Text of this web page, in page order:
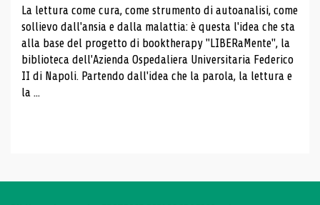
La lettura come cura, come strumento di autoanalisi, come
sollievo dall'ansia e dalla malattia: è questa l'idea che sta
alla base del progetto di booktherapy "LIBERaMente", la
biblioteca dell'Azienda Ospedaliera Universitaria Federico
II di Napoli. Partendo dall'idea che la parola, la lettura e
la ...